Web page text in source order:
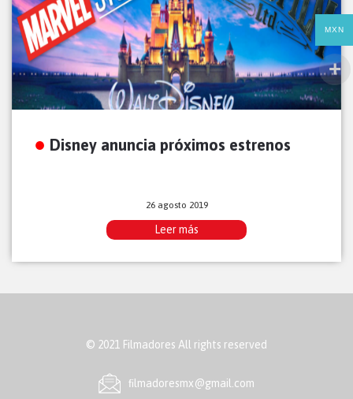
Disney anuncia próximos estrenos
26 agosto 2019
Leer más
© 2021 Filmadores All rights reserved
ﬁlmadoresmx@gmail.com
MXN